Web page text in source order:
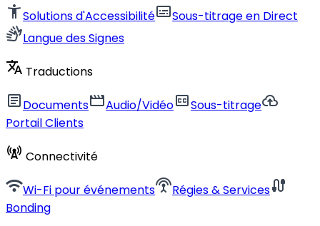
accessibility_newSolutions d'AccessibilitésubtitlesSous-titrage en Direct
sign_languageLangue des Signes
translate Traductions
articleDocumentsmovieAudio/Vidéoclosed_captionSous-titragecloud_upload
Portail Clients
cell_tower Connectivité
wifiWi-Fi pour événementssettings_input_antennaRégies & Servicescable
Bonding